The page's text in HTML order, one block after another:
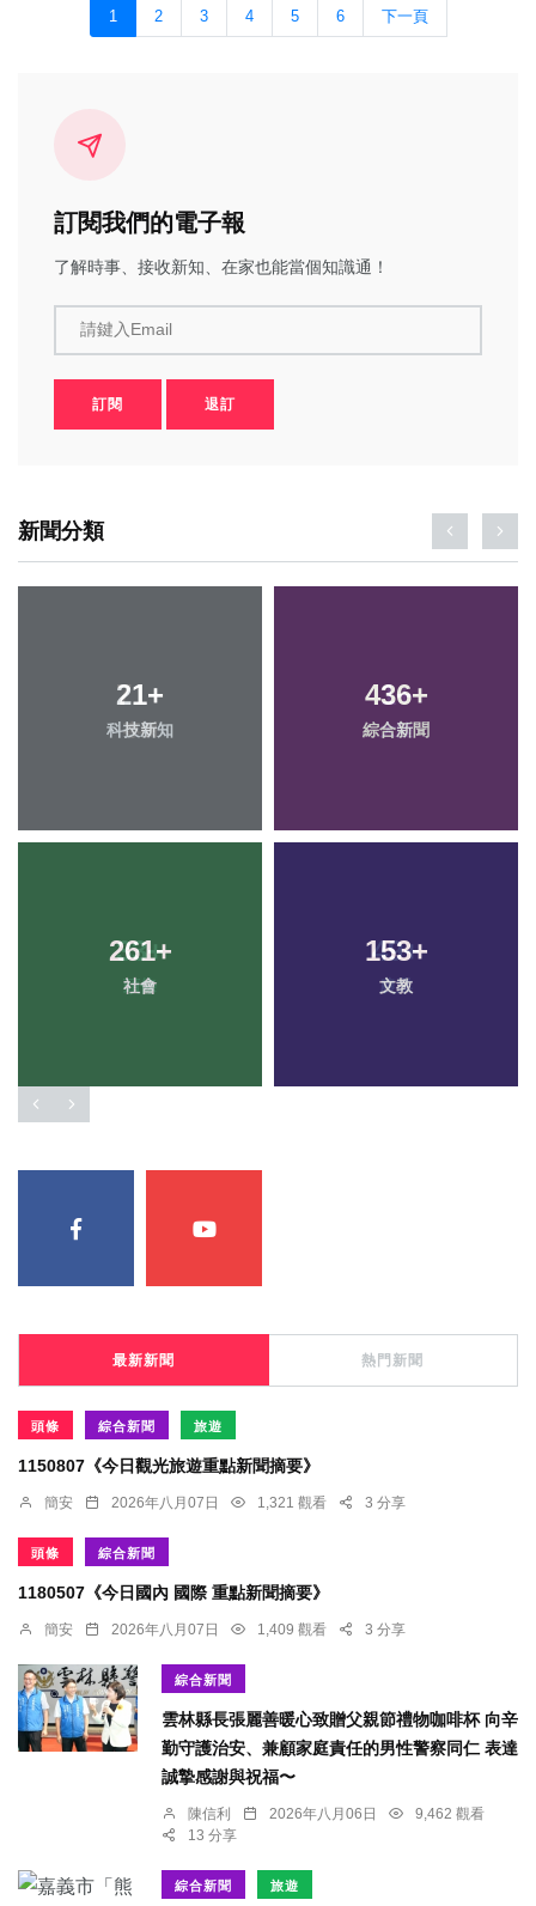
1 2 3 4 5 6 下一頁
訂閱我們的電子報
了解時事、接收新知、在家也能當個知識通！
請鍵入Email
訂閱 退訂
新聞分類
21+
科技新知
436+
綜合新聞
261+
社會
153+
文教
最新新聞 熱門新聞
頭條 綜合新聞 旅遊
1150807《今日觀光旅遊重點新聞摘要》
簡安 2026年八月07日 1,321 觀看 3 分享
頭條 綜合新聞
1180507《今日國內 國際 重點新聞摘要》
簡安 2026年八月07日 1,409 觀看 3 分享
綜合新聞
雲林縣長張麗善暖心致贈父親節禮物咖啡杯 向辛
勤守護治安、兼顧家庭責任的男性警察同仁 表達
誠摯感謝與祝福〜
陳信利 2026年八月06日
9,462 觀看
13 分享
綜合新聞 旅遊